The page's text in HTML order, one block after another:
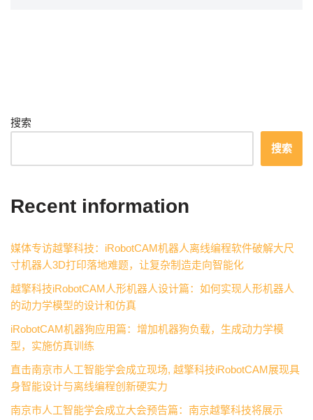
搜索
搜索
Recent information
媒体专访越擎科技：iRobotCAM机器人离线编程软件破解大尺
寸机器人3D打印落地难题，让复杂制造走向智能化
越擎科技iRobotCAM人形机器人设计篇：如何实现人形机器人
的动力学模型的设计和仿真
iRobotCAM机器狗应用篇：增加机器狗负载，生成动力学模
型，实施仿真训练
直击南京市人工智能学会成立现场, 越擎科技iRobotCAM展现具
身智能设计与离线编程创新硬实力
南京市人工智能学会成立大会预告篇：南京越擎科技将展示